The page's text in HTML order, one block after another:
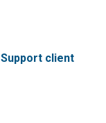
Support client